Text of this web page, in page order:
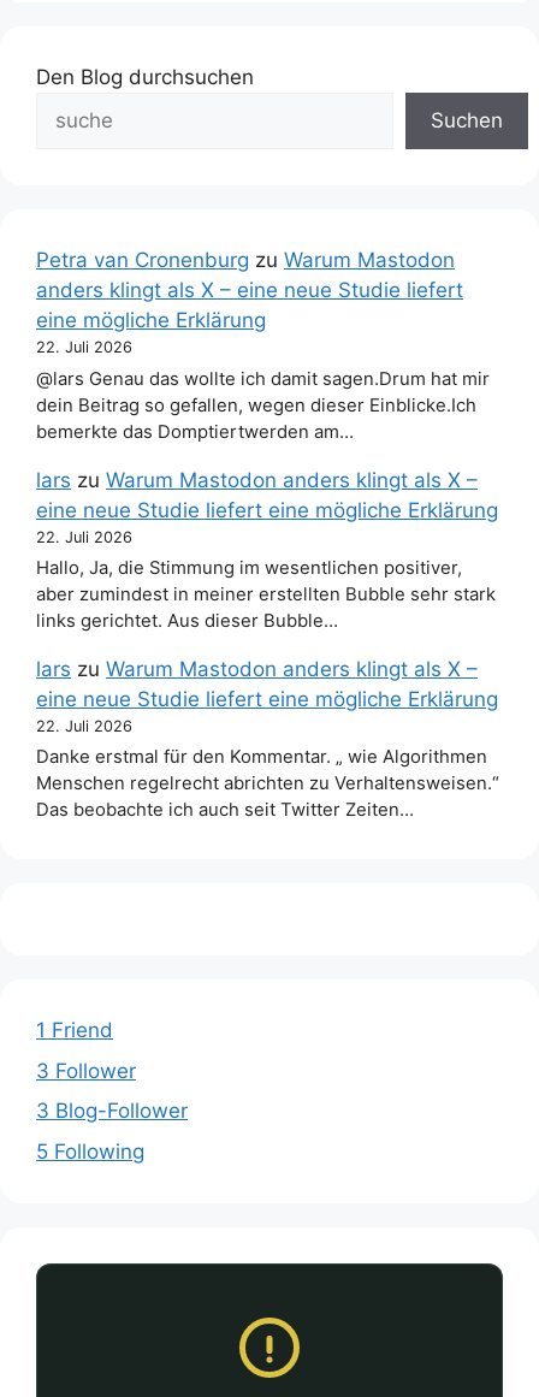
Den Blog durchsuchen
Suchen
Petra van Cronenburg zu Warum Mastodon
anders klingt als X – eine neue Studie liefert
eine mögliche Erklärung
22. Juli 2026
@lars Genau das wollte ich damit sagen.Drum hat mir
dein Beitrag so gefallen, wegen dieser Einblicke.Ich
bemerkte das Domptiertwerden am…
lars zu Warum Mastodon anders klingt als X –
eine neue Studie liefert eine mögliche Erklärung
22. Juli 2026
Hallo, Ja, die Stimmung im wesentlichen positiver,
aber zumindest in meiner erstellten Bubble sehr stark
links gerichtet. Aus dieser Bubble…
lars zu Warum Mastodon anders klingt als X –
eine neue Studie liefert eine mögliche Erklärung
22. Juli 2026
Danke erstmal für den Kommentar. „ wie Algorithmen
Menschen regelrecht abrichten zu Verhaltensweisen.“
Das beobachte ich auch seit Twitter Zeiten…
1 Friend
3 Follower
3 Blog-Follower
5 Following